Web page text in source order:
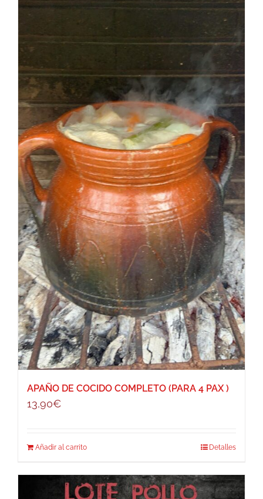
APAÑO DE COCIDO COMPLETO (PARA 4 PAX )
13,90€
Añadir al carrito Detalles